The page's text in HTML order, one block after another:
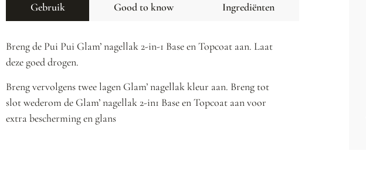
Gebruik Good to know Ingrediënten
Breng de Pui Pui Glam’ nagellak 2-in-1 Base en Topcoat aan. Laat
deze goed drogen.
Breng vervolgens twee lagen Glam’ nagellak kleur aan. Breng tot
slot wederom de Glam’ nagellak 2-in1 Base en Topcoat aan voor
extra bescherming en glans